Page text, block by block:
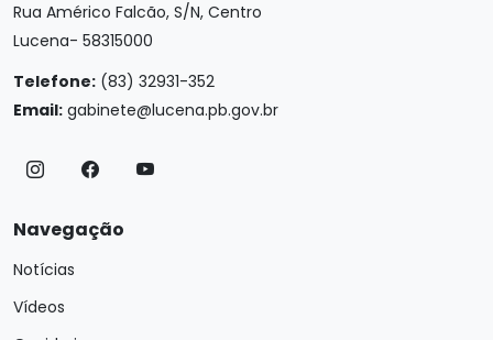
Rua Américo Falcão, S/N, Centro
Lucena- 58315000
Telefone: (83) 32931-352
Email: gabinete@lucena.pb.gov.br
Navegação
Notícias
Vídeos